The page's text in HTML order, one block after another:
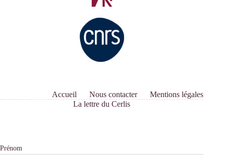
Accueil Nous contacter
Mentions légales
La lettre du Cerlis
Prénom